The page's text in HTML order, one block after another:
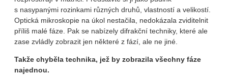
s nasypanými rozinkami různých druhů, vlastností a velikostí.
Optická mikroskopie na úkol nestačila, nedokázala zviditelnit
příliš malé fáze. Pak se nabízely difrakční techniky, které ale
zase zvládly zobrazit jen některé z fází, ale ne jiné.
Takže chyběla technika, jež by zobrazila všechny fáze
najednou.